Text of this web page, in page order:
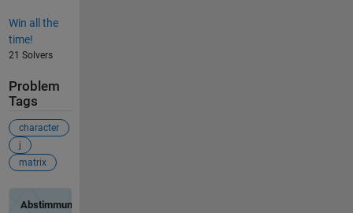
Win all the
time!
21 Solvers
Problem
Tags
character
j
matrix